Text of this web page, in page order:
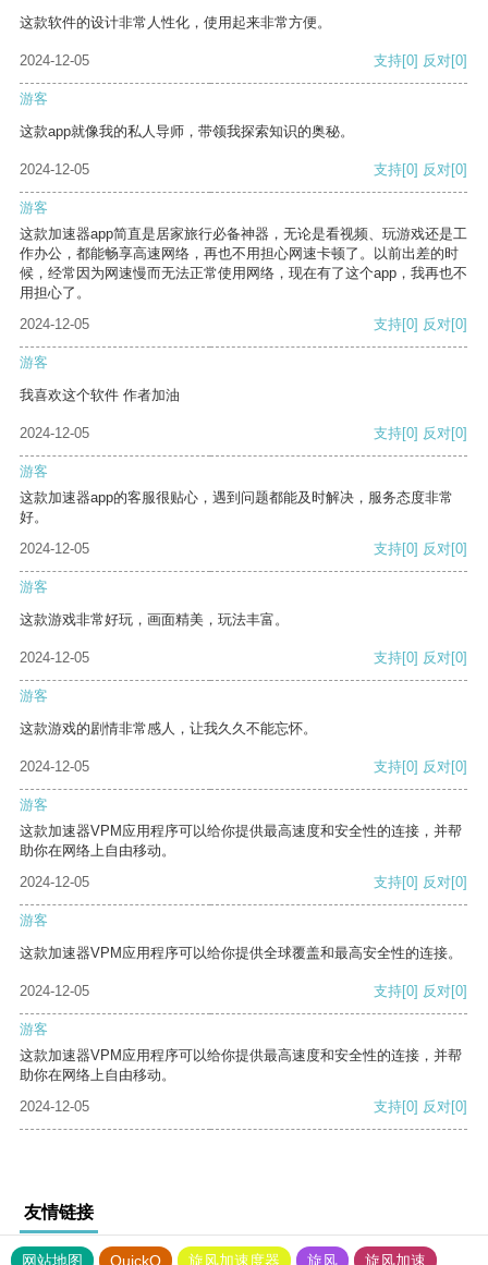
这款软件的设计非常人性化，使用起来非常方便。
2024-12-05 支持[0] 反对[0]
游客
这款app就像我的私人导师，带领我探索知识的奥秘。
2024-12-05 支持[0] 反对[0]
游客
这款加速器app简直是居家旅行必备神器，无论是看视频、玩游戏还是工
作办公，都能畅享高速网络，再也不用担心网速卡顿了。以前出差的时
候，经常因为网速慢而无法正常使用网络，现在有了这个app，我再也不
用担心了。
2024-12-05
支持[0] 反对[0]
游客
我喜欢这个软件 作者加油
2024-12-05 支持[0] 反对[0]
游客
这款加速器app的客服很贴心，遇到问题都能及时解决，服务态度非常
好。
2024-12-05
支持[0] 反对[0]
游客
这款游戏非常好玩，画面精美，玩法丰富。
2024-12-05 支持[0] 反对[0]
游客
这款游戏的剧情非常感人，让我久久不能忘怀。
2024-12-05 支持[0] 反对[0]
游客
这款加速器VPM应用程序可以给你提供最高速度和安全性的连接，并帮
助你在网络上自由移动。
2024-12-05
支持[0] 反对[0]
游客
这款加速器VPM应用程序可以给你提供全球覆盖和最高安全性的连接。
2024-12-05 支持[0] 反对[0]
游客
这款加速器VPM应用程序可以给你提供最高速度和安全性的连接，并帮
助你在网络上自由移动。
2024-12-05
支持[0] 反对[0]
友情链接
网站地图 QuickQ 旋风加速度器 旋风 旋风加速